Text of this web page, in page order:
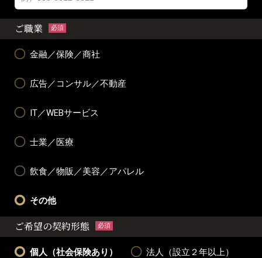
ご職業 必須
金融／保険／商社
広告／コンサル／不動産
IT／WEBサービス
士業／医療
飲食／物販／美容／アパレル
その他
ご希望の契約形態 必須
個人（社会保険あり） 法人（設立２年以上）